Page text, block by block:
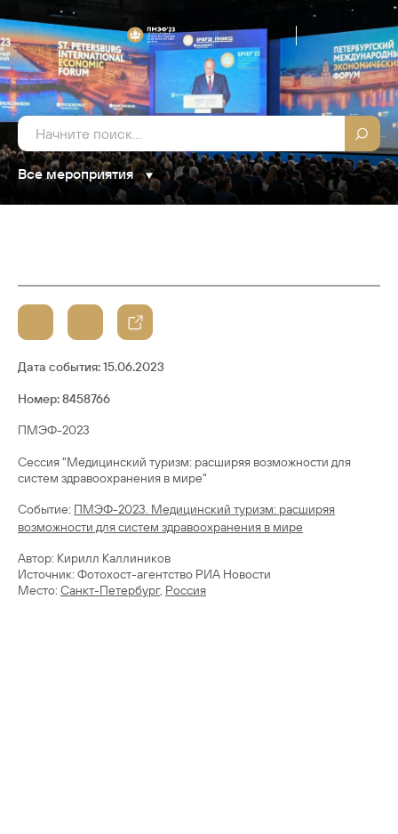
Все мероприятия
Дата события:15.06.2023
Номер: 8458766
ПМЭФ-2023
Сессия "Медицинский туризм: расширяя возможности для
систем здравоохранения в мире"
Cобытие: ПМЭФ-2023. Медицинский туризм: расширяя
возможности для систем здравоохранения в мире
Автор: Кирилл Каллиников
Источник: Фотохост-агентство РИА Новости
Место: Санкт-Петербург, Россия